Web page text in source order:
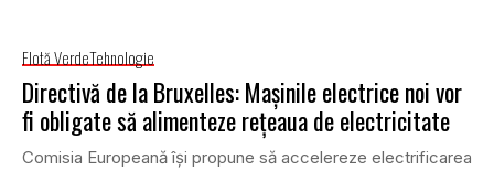
Flotă VerdeTehnologie
Directivă de la Bruxelles: Mașinile electrice noi vor
fi obligate să alimenteze rețeaua de electricitate
Comisia Europeană își propune să accelereze electrificarea